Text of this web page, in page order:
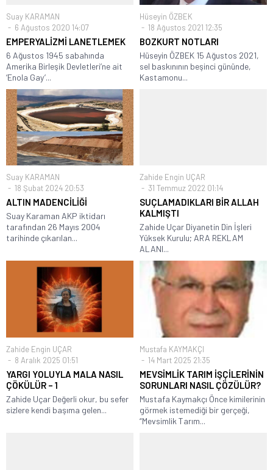
Suay KARAMAN
6 Ağustos 2020 14:07
EMPERYALİZMİ LANETLEMEK
6 Ağustos 1945 sabahında
Amerika Birleşik Devletleri’ne ait
‘Enola Gay’...
Hüseyin ÖZBEK
18 Ağustos 2021 12:35
BOZKURT NOTLARI
Hüseyin ÖZBEK 15 Ağustos 2021,
sel baskınının beşinci gününde,
Kastamonu...
Suay KARAMAN
18 Şubat 2024 20:53
ALTIN MADENCİLİĞİ
Suay Karaman AKP iktidarı
tarafından 26 Mayıs 2004
tarihinde çıkarılan...
Zahide Engin UÇAR
31 Temmuz 2022 01:14
SUÇLAMADIKLARI BİR ALLAH
KALMIŞTI
Zahide Uçar Diyanetin Din İşleri
Yüksek Kurulu; ARA REKLAM
ALANI...
Zahide Engin UÇAR
8 Aralık 2025 01:51
YARGI YOLUYLA MALA NASIL
ÇÖKÜLÜR – 1
Zahide Uçar Değerli okur, bu sefer
sizlere kendi başıma gelen...
Mustafa KAYMAKÇI
14 Mart 2025 21:35
MEVSİMLİK TARIM İŞÇİLERİNİN
SORUNLARI NASIL ÇÖZÜLÜR?
Mustafa Kaymakçı Önce kimilerinin
görmek istemediği bir gerçeği,
“Mevsimlik Tarım...